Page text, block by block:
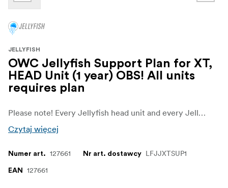
JELLYFISH
OWC Jellyfish Support Plan for XT,
HEAD Unit (1 year) OBS! All units
requires plan
Please note! Every Jellyfish head unit and every Jellyfish expansion requires a support plan
Czytaj więcej
Numer art. 127661 Nr art. dostawcy LFJJXTSUP1
EAN 127661